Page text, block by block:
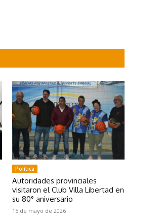
Política
Autoridades provinciales
visitaron el Club Villa Libertad en
su 80° aniversario
15 de mayo de 2026